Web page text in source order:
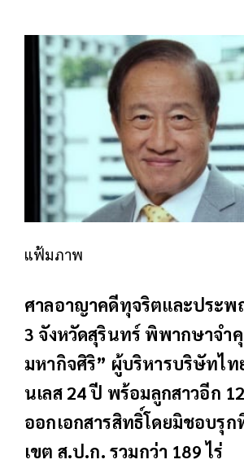
แฟ้มภาพ
ศาลอาญาคดีทุจริตและประพ
3 จังหวัดสุรินทร์ พิพากษาจำ
มหากิจศิริ” ผู้บริหารบริษัทไท
นเลส 24 ปี พร้อมลูกสาวอีก
ออกเอกสารสิทธิ์โดยมิชอบรุ
เขต ส.ป.ก. รวมกว่า 189 ไร่